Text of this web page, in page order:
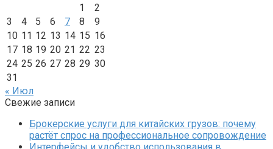
1
2
3
4 5 6 7 8
9
10 11 12 13 14 15 16
17 18 19 20 21 22 23
24 25 26 27 28 29 30
31
« Июл
Свежие записи
Брокерские услуги для китайских грузов: почему
растёт спрос на профессиональное сопровождение